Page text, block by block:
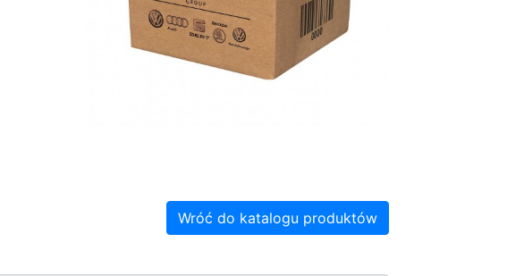
Wróć do katalogu produktów